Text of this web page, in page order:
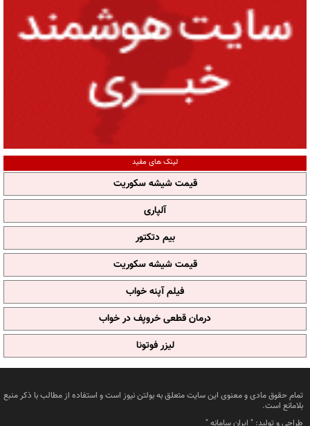
لینک های مفید
قیمت شیشه سکوریت
آلپاری
بیم دتکتور
قیمت شیشه سکوریت
فیلم آپنه خواب
درمان قطعی خروپف در خواب
لیزر فوتونا
تمام حقوق مادی و معنوی این سایت متعلق به بولتن نیوز است و استفاده از مطالب با ذکر منبع
بلامانع است.
طراحی و تولید: " ایران سامانه"